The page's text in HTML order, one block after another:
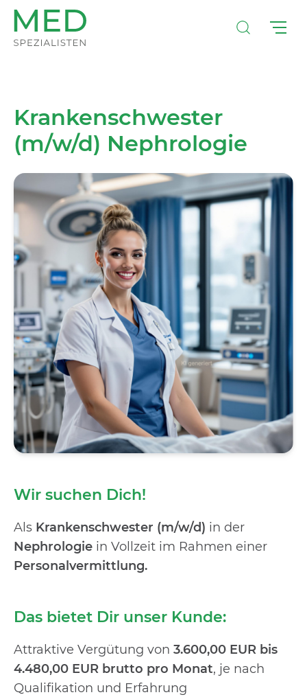
Krankenschwester
(m/w/d) Nephrologie
Wir suchen Dich!
Als Krankenschwester (m/w/d) in der
Nephrologie in Vollzeit im Rahmen einer
Personalvermittlung.
Das bietet Dir unser Kunde:
Attraktive Vergütung von 3.600,00 EUR bis
4.480,00 EUR brutto pro Monat, je nach
Qualifikation und Erfahrung